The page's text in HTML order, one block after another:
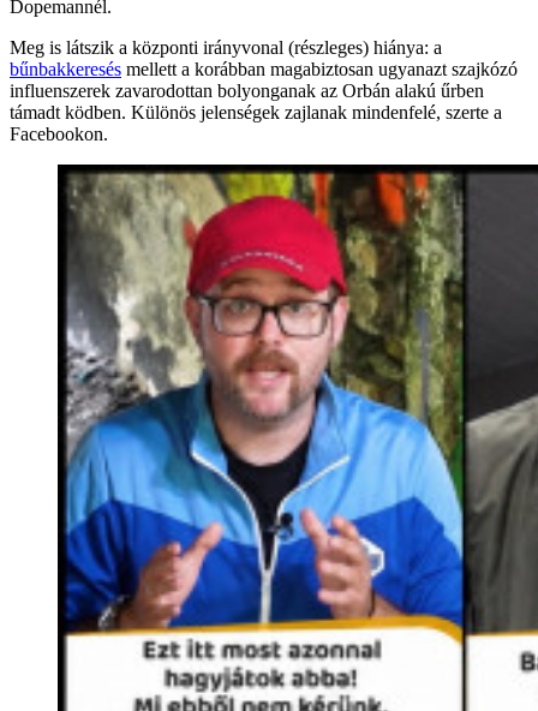
Dopemannél.
Meg is látszik a központi irányvonal (részleges) hiánya: a
bűnbakkeresés mellett a korábban magabiztosan ugyanazt szajkózó
influenszerek zavarodottan bolyonganak az Orbán alakú űrben
támadt ködben. Különös jelenségek zajlanak mindenfelé, szerte a
Facebookon.